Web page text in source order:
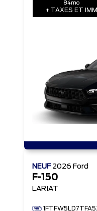
84mo
+ TAXES ET IMM
NEUF 2026 Ford
F-150
LARIAT